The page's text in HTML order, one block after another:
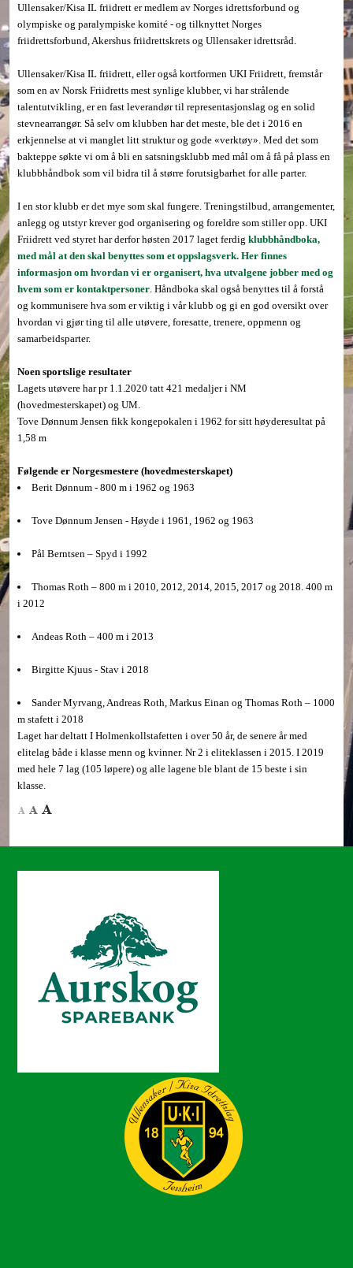
Ullensaker/Kisa IL friidrett er medlem av Norges idrettsforbund og
olympiske og paralympiske komité - og tilknyttet Norges
friidrettsforbund, Akershus friidrettskrets og Ullensaker idrettsråd.
Ullensaker/Kisa IL friidrett, eller også kortformen UKI Friidrett, fremstår
som en av Norsk Friidretts mest synlige klubber, vi har strålende
talentutvikling, er en fast leverandør til representasjonslag og en solid
stevnearrangør. Så selv om klubben har det meste, ble det i 2016 en
erkjennelse at vi manglet litt struktur og gode «verktøy». Med det som
bakteppe søkte vi om å bli en satsningsklubb med mål om å få på plass en
klubbhåndbok som vil bidra til å større forutsigbarhet for alle parter.
I en stor klubb er det mye som skal fungere. Treningstilbud, arrangementer,
anlegg og utstyr krever god organisering og foreldre som stiller opp. UKI
Friidrett ved styret har derfor høsten 2017 laget ferdigklubbhåndboka,
med mål at den skal benyttes som et oppslagsverk. Her finnes
informasjon om hvordan vi er organisert, hva utvalgene jobber med og
hvem som er kontaktpersoner. Håndboka skal også benyttes til å forstå
og kommunisere hva som er viktig i vår klubb og gi en god oversikt over
hvordan vi gjør ting til alle utøvere, foresatte, trenere, oppmenn og
samarbeidsparter.
Noen sportslige resultater
Lagets utøvere har pr 1.1.2020 tatt 421 medaljer i NM
(hovedmesterskapet) og UM.
Tove Dønnum Jensen fikk kongepokalen i 1962 for sitt høyderesultat på
1,58 m
Følgende er Norgesmestere (hovedmesterskapet)
Berit Dønnum - 800 m i 1962 og 1963
Tove Dønnum Jensen - Høyde i 1961, 1962 og 1963
Pål Berntsen – Spyd i 1992
Thomas Roth – 800 m i 2010, 2012, 2014, 2015, 2017 og 2018. 400 m
i 2012
Andeas Roth – 400 m i 2013
Birgitte Kjuus - Stav i 2018
Sander Myrvang, Andreas Roth, Markus Einan og Thomas Roth – 1000
m stafett i 2018
Laget har deltatt I Holmenkollstafetten i over 50 år, de senere år med
elitelag både i klasse menn og kvinner. Nr 2 i eliteklassen i 2015. I 2019
med hele 7 lag (105 løpere) og alle lagene ble blant de 15 beste i sin
klasse.